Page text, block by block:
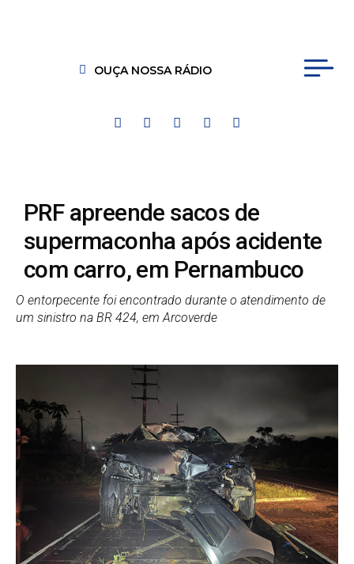
OUÇA NOSSA RÁDIO
PRF apreende sacos de
supermaconha após acidente
com carro, em Pernambuco
O entorpecente foi encontrado durante o atendimento de
um sinistro na BR 424, em Arcoverde